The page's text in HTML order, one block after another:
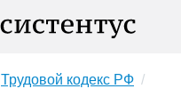
Трудовой кодекс РФ